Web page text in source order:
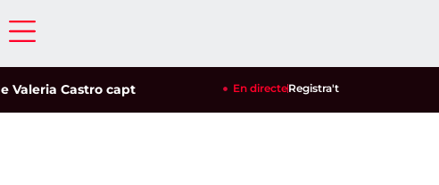
Castro captiva el públic del Parc del Pinaret|
En directeRegistra't